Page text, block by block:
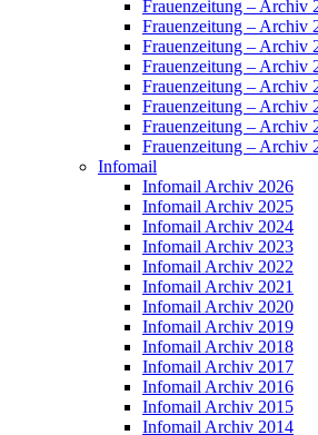
Frauenzeitung – Archiv
Frauenzeitung – Archiv
Frauenzeitung – Archiv
Frauenzeitung – Archiv
Frauenzeitung – Archiv
Frauenzeitung – Archiv
Frauenzeitung – Archiv
Frauenzeitung – Archiv
Infomail
Infomail Archiv 2026
Infomail Archiv 2025
Infomail Archiv 2024
Infomail Archiv 2023
Infomail Archiv 2022
Infomail Archiv 2021
Infomail Archiv 2020
Infomail Archiv 2019
Infomail Archiv 2018
Infomail Archiv 2017
Infomail Archiv 2016
Infomail Archiv 2015
Infomail Archiv 2014